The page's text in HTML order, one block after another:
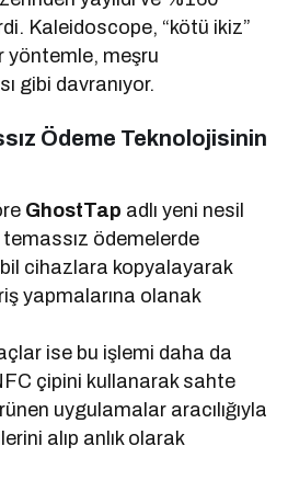
Kaleidoscope, “kötü ikiz”
yöntemle, meşru
gibi davranıyor.
Ödeme Teknolojisinin
GhostTap adlı yeni nesil
ödemelerde
cihazlara kopyalayarak
yapmalarına olanak
ise bu işlemi daha da
çipini kullanarak sahte
uygulamalar aracılığıyla
alıp anlık olarak